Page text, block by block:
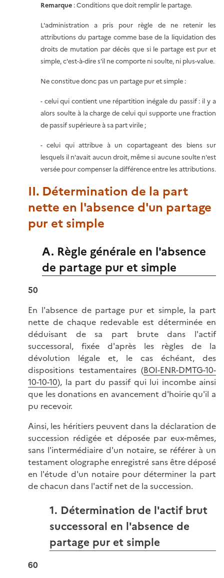
Remarque: Conditions que doit remplir le partage.
L'administration a pris pour règle de ne retenir les
attributions du partage comme base de la liquidation des
droits de mutation par décès que si le partage est pur et
simple, c'est-à-dire s'il ne comporte ni soulte, ni plus-value.
Ne constitue donc pas un partage pur et simple :
- celui qui contient une répartition inégale du passif : il y a
alors soulte à la charge de celui qui supporte une fraction
de passif supérieure à sa part virile ;
- celui qui attribue à un copartageant des biens sur
lesquels il n'avait aucun droit, même si aucune soulte n'est
versée pour compenser la différence entre les attributions.
II. Détermination de la part
nette en l'absence d'un partage
pur et simple
A. Règle générale en l'absence
de partage pur et simple
50
En l'absence de partage pur et simple, la part
nette de chaque redevable est déterminée en
déduisant de sa part brute dans l'actif
successoral, fixée d'après les règles de la
dévolution légale et, le cas échéant, des
dispositions testamentaires (BOI-ENR-DMTG-10-
10-10-10), la part du passif qui lui incombe ainsi
que les donations en avancement d'hoirie qu'il a
pu recevoir.
Ainsi, les héritiers peuvent dans la déclaration de
succession rédigée et déposée par eux-mêmes,
sans l'intermédiaire d'un notaire, se référer à un
testament olographe enregistré sans être déposé
en l'étude d'un notaire pour déterminer la part
de chacun dans l'actif net de la succession.
1. Détermination de l'actif brut
successoral en l'absence de
partage pur et simple
60